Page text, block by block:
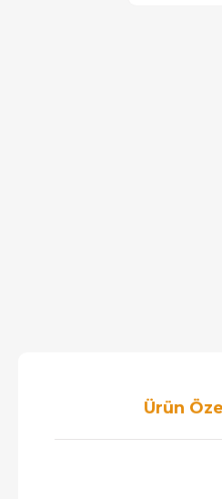
Ürün